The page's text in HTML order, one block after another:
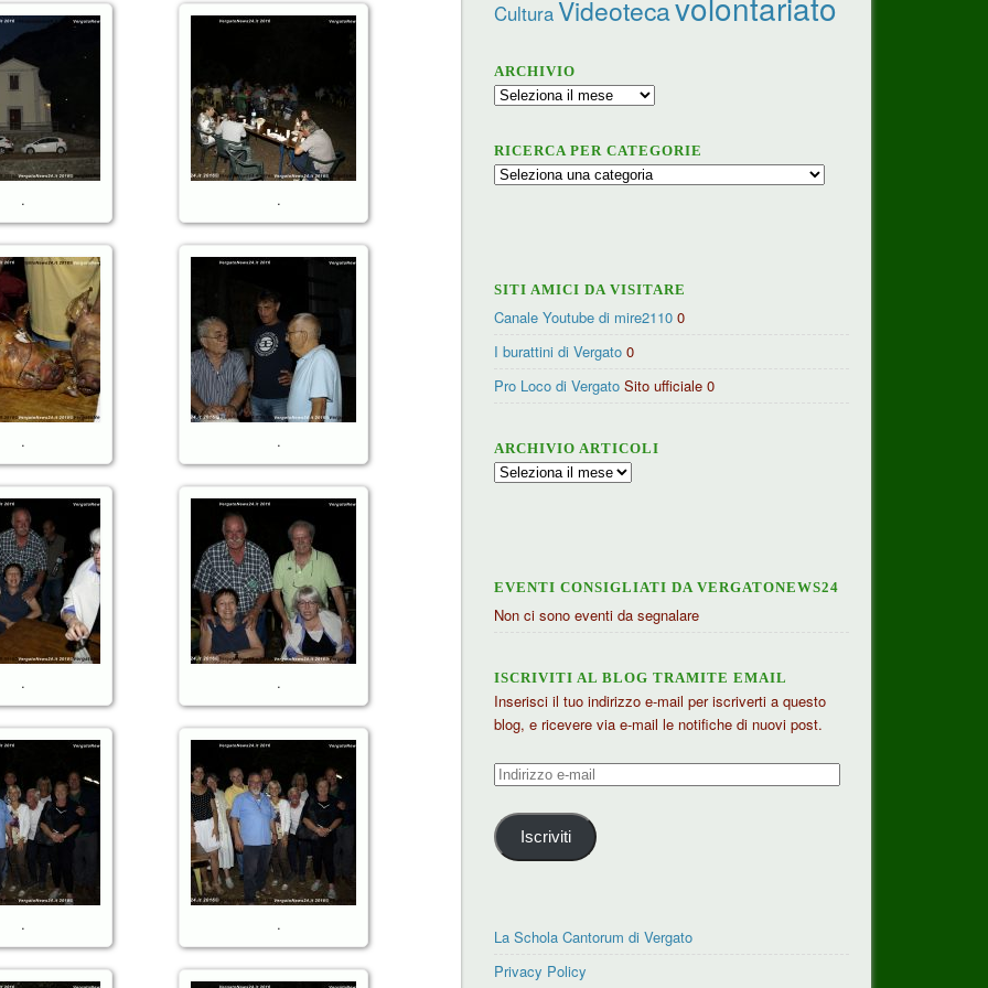
. .
. .
. .
. .
CulturaVideoteca
ARCHIVIO
Archivio
RICERCA PER CATEGORIE
Ricerca
SITI AMICI DA VISITARE
Canale Youtube di mire2110 0
I burattini di Vergato 0
Pro Loco di Vergato Sito ufficiale 0
ARCHIVIO ARTICOLI
Archivio
EVENTI CONSIGLIATI DA VERGATONEWS24
Non ci sono eventi da segnalare
ISCRIVITI AL BLOG TRAMITE EMAIL
Inserisci il tuo indirizzo e-mail per iscriverti a questo
blog, e ricevere via e-mail le notifiche di nuovi post.
Indirizzo
mail
Iscriviti
La Schola Cantorum di Vergato
Privacy Policy